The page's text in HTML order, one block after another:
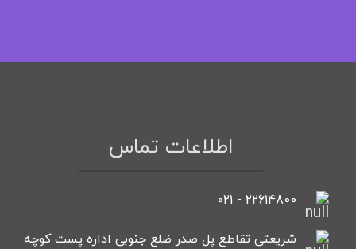
اطلاعات تماس
22614800 - 021
شریعتی تقاطع پل صدر ضلع جنوبی اداره پست کوچه